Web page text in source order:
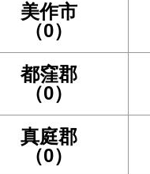
美作市
（0）
都窪郡
（0）
真庭郡
（0）